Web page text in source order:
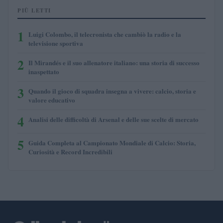
PIÙ LETTI
1
Luigi Colombo, il telecronista che cambiò la radio e la
televisione sportiva
2 Il Mirandés e il suo allenatore italiano: una storia di successo
inaspettato
3 Quando il gioco di squadra insegna a vivere: calcio, storia e
valore educativo
4 Analisi delle difficoltà di Arsenal e delle sue scelte di mercato
5 Guida Completa al Campionato Mondiale di Calcio: Storia,
Curiosità e Record Incredibili